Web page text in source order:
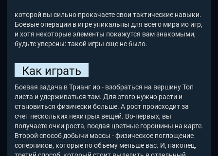
которой вы сильно прокачаете свои тактические навыки.
Боевые операции в игре уникальны для всего мира ио игр,
и хотя некоторые элементы покажутся вам знакомыми,
будьте уверены: такой игры еще не было.
Как играть
Боевая задача в Трианг ио - взобраться на вершину Топ
листа и удерживаться там. Для этого нужно расти и
становиться физически больше. А рост происходит за
счет нескольких нехитрых вещей. Во-первых, вы
получаете очки роста, поедая цветные горошины на карте.
Второй способ добычи массы - физическое поглощение
соперников, которые по объему меньше вас. И, наконец,